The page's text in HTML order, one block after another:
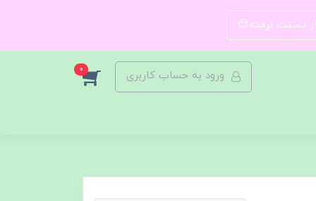
از دستت نرفته😍
ورود به حساب کاربری 0